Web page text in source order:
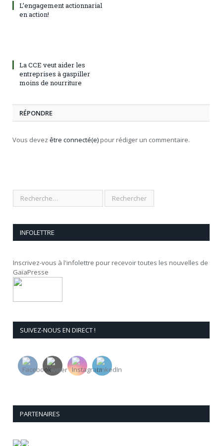
L’engagement actionnarial
en action!
La CCE veut aider les
entreprises à gaspiller
moins de nourriture
RÉPONDRE
Vous devez être connecté(e) pour rédiger un commentaire.
INFOLETTRE
Inscrivez-vous à l'infolettre pour recevoir toutes les nouvelles de
GaïaPresse
SUIVEZ-NOUS EN DIRECT !
PARTENAIRES